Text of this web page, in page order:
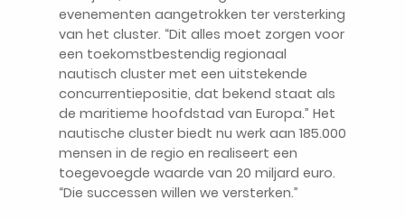
evenementen aangetrokken ter versterking
van het cluster. “Dit alles moet zorgen voor
een toekomstbestendig regionaal
nautisch cluster met een uitstekende
concurrentiepositie, dat bekend staat als
de maritieme hoofdstad van Europa.” Het
nautische cluster biedt nu werk aan 185.000
mensen in de regio en realiseert een
toegevoegde waarde van 20 miljard euro.
“Die successen willen we versterken.”